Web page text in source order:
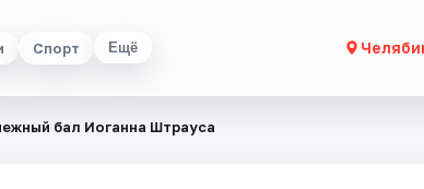
Спорт Ещё
бал Иоганна Штрауса